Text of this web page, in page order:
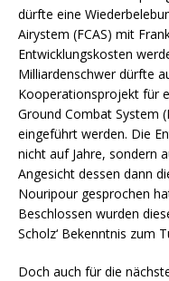
dürfte eine
Airystem (FCAS) mit
Entwicklungskosten
Milliardenschwer dürfte
Kooperationsprojekt für
Ground Combat System
eingeführt werden. Die
nicht auf Jahre, sondern
Angesicht dessen dann
Nouripour gesprochen
Beschlossen wurden
Scholz‘ Bekenntnis zum
Doch auch für die